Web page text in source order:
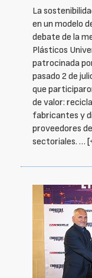
La
en un modelo
debate de la
Plásticos
patrocinada
pasado 2 de
que
de valor:
fabricantes y
proveedores
sectoriales. …